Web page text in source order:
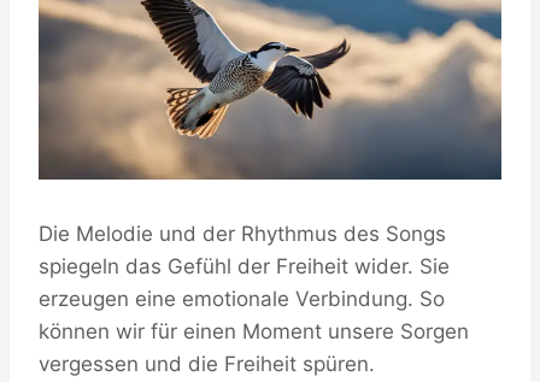
Die Melodie und der Rhythmus des Songs
spiegeln das Gefühl der Freiheit wider. Sie
erzeugen eine emotionale Verbindung. So
können wir für einen Moment unsere Sorgen
vergessen und die Freiheit spüren.